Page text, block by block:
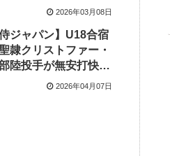
8Kで侍U18入り目指
2026年03月08日
侍ジャパン】U18合宿
隷クリストファー・
陸投手が無安打快
、沖縄尚学・末吉から
2026年04月07日